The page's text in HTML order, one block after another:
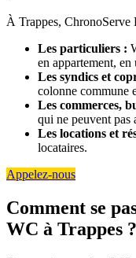
À Trappes, ChronoServe
Les particuliers :
en appartement,
Les syndics et
colonne commune
Les commerces,
qui ne peuvent pas
Les locations et
locataires.
Appelez-nous
Comment se
WC à Trappes ?